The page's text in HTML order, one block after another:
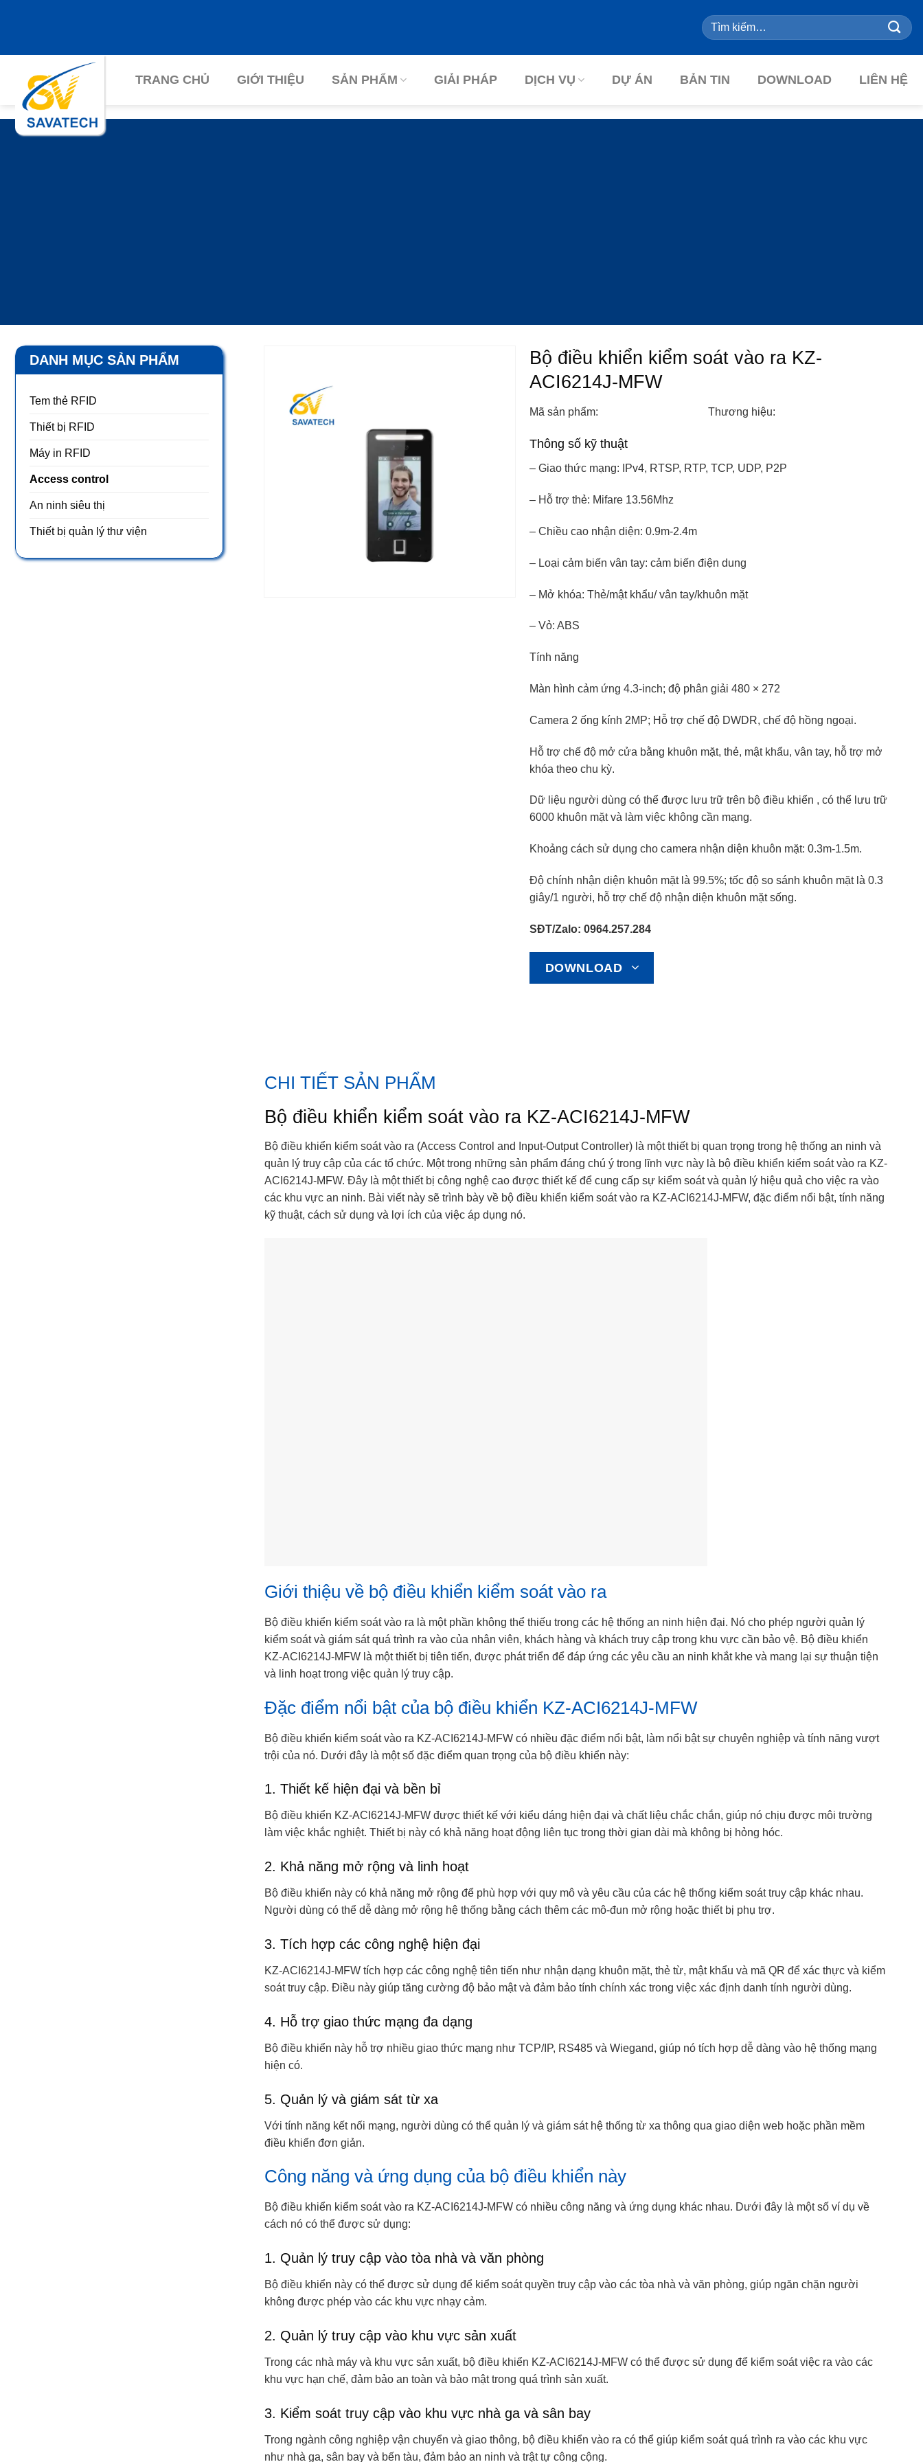
Tìm
kiếm:
TRANG CHỦ GIỚI THIỆU SẢN PHẨM GIẢI PHÁP DỊCH VỤ DỰ ÁN BẢN TIN DOWNLOAD LIÊN HỆ
DANH MỤC SẢN PHẨM
Tem thẻ RFID
Thiết bị RFID
Máy in RFID
Access control
An ninh siêu thị
Thiết bị quản lý thư viện
Bộ điều khiển kiểm soát vào ra KZ-
ACI6214J-MFW
Mã sản phẩm: Thương hiệu:
Thông số kỹ thuật
– Giao thức mạng: IPv4, RTSP, RTP, TCP, UDP, P2P
– Hỗ trợ thẻ: Mifare 13.56Mhz
– Chiều cao nhận diện: 0.9m-2.4m
– Loại cảm biến vân tay: cảm biến điện dung
– Mở khóa: Thẻ/mật khẩu/ vân tay/khuôn mặt
– Vỏ: ABS
Tính năng
Màn hình cảm ứng 4.3-inch; độ phân giải 480 × 272
Camera 2 ống kính 2MP; Hỗ trợ chế độ DWDR, chế độ hồng ngoại.
Hỗ trợ chế độ mở cửa bằng khuôn mặt, thẻ, mật khẩu, vân tay, hỗ trợ mở
khóa theo chu kỳ.
Dữ liệu người dùng có thể được lưu trữ trên bộ điều khiển , có thể lưu trữ
6000 khuôn mặt và làm việc không cần mạng.
Khoảng cách sử dụng cho camera nhận diện khuôn mặt: 0.3m-1.5m.
Độ chính nhận diện khuôn mặt là 99.5%; tốc độ so sánh khuôn mặt là 0.3
giây/1 người, hỗ trợ chế độ nhận diện khuôn mặt sống.
SĐT/Zalo: 0964.257.284
DOWNLOAD
CHI TIẾT SẢN PHẨM
Bộ điều khiển kiểm soát vào ra KZ-ACI6214J-MFW
Bộ điều khiển kiểm soát vào ra (Access Control and Input-Output Controller) là một thiết bị quan trọng trong hệ thống an ninh và
quản lý truy cập của các tổ chức. Một trong những sản phẩm đáng chú ý trong lĩnh vực này là bộ điều khiển kiểm soát vào ra KZ-
ACI6214J-MFW. Đây là một thiết bị công nghệ cao được thiết kế để cung cấp sự kiểm soát và quản lý hiệu quả cho việc ra vào
các khu vực an ninh. Bài viết này sẽ trình bày về bộ điều khiển kiểm soát vào ra KZ-ACI6214J-MFW, đặc điểm nổi bật, tính năng
kỹ thuật, cách sử dụng và lợi ích của việc áp dụng nó.
Giới thiệu về bộ điều khiển kiểm soát vào ra
Bộ điều khiển kiểm soát vào ra là một phần không thể thiếu trong các hệ thống an ninh hiện đại. Nó cho phép người quản lý
kiểm soát và giám sát quá trình ra vào của nhân viên, khách hàng và khách truy cập trong khu vực cần bảo vệ. Bộ điều khiển
KZ-ACI6214J-MFW là một thiết bị tiên tiến, được phát triển để đáp ứng các yêu cầu an ninh khắt khe và mang lại sự thuận tiện
và linh hoạt trong việc quản lý truy cập.
Đặc điểm nổi bật của bộ điều khiển KZ-ACI6214J-MFW
Bộ điều khiển kiểm soát vào ra KZ-ACI6214J-MFW có nhiều đặc điểm nổi bật, làm nổi bật sự chuyên nghiệp và tính năng vượt
trội của nó. Dưới đây là một số đặc điểm quan trọng của bộ điều khiển này:
1. Thiết kế hiện đại và bền bỉ
Bộ điều khiển KZ-ACI6214J-MFW được thiết kế với kiểu dáng hiện đại và chất liệu chắc chắn, giúp nó chịu được môi trường
làm việc khắc nghiệt. Thiết bị này có khả năng hoạt động liên tục trong thời gian dài mà không bị hỏng hóc.
2. Khả năng mở rộng và linh hoạt
Bộ điều khiển này có khả năng mở rộng để phù hợp với quy mô và yêu cầu của các hệ thống kiểm soát truy cập khác nhau.
Người dùng có thể dễ dàng mở rộng hệ thống bằng cách thêm các mô-đun mở rộng hoặc thiết bị phụ trợ.
3. Tích hợp các công nghệ hiện đại
KZ-ACI6214J-MFW tích hợp các công nghệ tiên tiến như nhận dạng khuôn mặt, thẻ từ, mật khẩu và mã QR để xác thực và kiểm
soát truy cập. Điều này giúp tăng cường độ bảo mật và đảm bảo tính chính xác trong việc xác định danh tính người dùng.
4. Hỗ trợ giao thức mạng đa dạng
Bộ điều khiển này hỗ trợ nhiều giao thức mạng như TCP/IP, RS485 và Wiegand, giúp nó tích hợp dễ dàng vào hệ thống mạng
hiện có.
5. Quản lý và giám sát từ xa
Với tính năng kết nối mạng, người dùng có thể quản lý và giám sát hệ thống từ xa thông qua giao diện web hoặc phần mềm
điều khiển đơn giản.
Công năng và ứng dụng của bộ điều khiển này
Bộ điều khiển kiểm soát vào ra KZ-ACI6214J-MFW có nhiều công năng và ứng dụng khác nhau. Dưới đây là một số ví dụ về
cách nó có thể được sử dụng:
1. Quản lý truy cập vào tòa nhà và văn phòng
Bộ điều khiển này có thể được sử dụng để kiểm soát quyền truy cập vào các tòa nhà và văn phòng, giúp ngăn chặn người
không được phép vào các khu vực nhạy cảm.
2. Quản lý truy cập vào khu vực sản xuất
Trong các nhà máy và khu vực sản xuất, bộ điều khiển KZ-ACI6214J-MFW có thể được sử dụng để kiểm soát việc ra vào các
khu vực hạn chế, đảm bảo an toàn và bảo mật trong quá trình sản xuất.
3. Kiểm soát truy cập vào khu vực nhà ga và sân bay
Trong ngành công nghiệp vận chuyển và giao thông, bộ điều khiển vào ra có thể giúp kiểm soát quá trình ra vào các khu vực
như nhà ga, sân bay và bến tàu, đảm bảo an ninh và trật tự công cộng.